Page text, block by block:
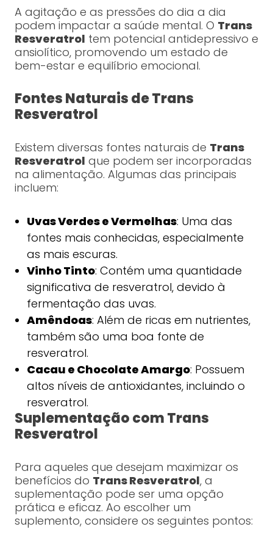
A agitação e as pressões do dia a dia
podem impactar a saúde mental. O Trans
Resveratrol tem potencial antidepressivo e
ansiolítico, promovendo um estado de
bem-estar e equilíbrio emocional.
Fontes Naturais de Trans
Resveratrol
Existem diversas fontes naturais de Trans
Resveratrol que podem ser incorporadas
na alimentação. Algumas das principais
incluem:
Uvas Verdes e Vermelhas: Uma das
fontes mais conhecidas, especialmente
as mais escuras.
Vinho Tinto: Contém uma quantidade
significativa de resveratrol, devido à
fermentação das uvas.
Amêndoas: Além de ricas em nutrientes,
também são uma boa fonte de
resveratrol.
Cacau e Chocolate Amargo: Possuem
altos níveis de antioxidantes, incluindo o
resveratrol.
Suplementação com Trans
Resveratrol
Para aqueles que desejam maximizar os
benefícios do Trans Resveratrol, a
suplementação pode ser uma opção
prática e eficaz. Ao escolher um
suplemento, considere os seguintes pontos: